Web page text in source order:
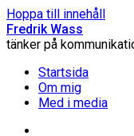
Hoppa till innehåll
Fredrik Wass
tänker på
Startsida
Om mig
Med i media